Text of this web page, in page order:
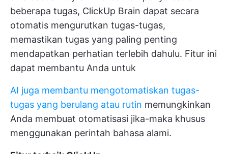
beberapa tugas, ClickUp Brain dapat secara
otomatis mengurutkan tugas-tugas,
memastikan tugas yang paling penting
mendapatkan perhatian terlebih dahulu. Fitur ini
dapat membantu Anda untuk
AI juga membantu mengotomatiskan tugas-
tugas yang berulang atau rutin memungkinkan
Anda membuat otomatisasi jika-maka khusus
menggunakan perintah bahasa alami.